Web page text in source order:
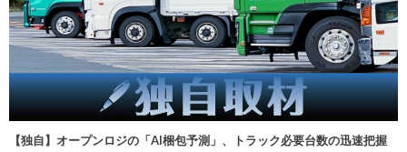
【独自】オープンロジの「AI梱包予測」、トラック必要台数の迅速把握